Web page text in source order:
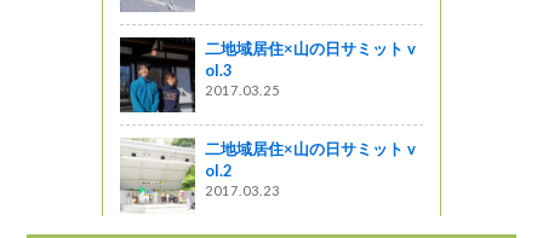
二地域居住×山の日サミット v
ol.3
2017.03.25
二地域居住×山の日サミット v
ol.2
2017.03.23